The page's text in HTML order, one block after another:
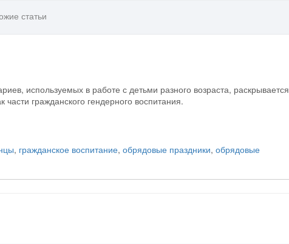
статьи
используемых в работе с детьми разного возраста, раскрывается
гражданского гендерного воспитания.
, гражданское воспитание, обрядовые праздники, обрядовые